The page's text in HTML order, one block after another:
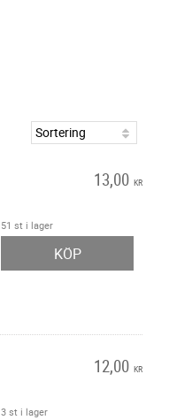
13,00 KR
51 st i lager
KÖP
12,00 KR
3 st i lager